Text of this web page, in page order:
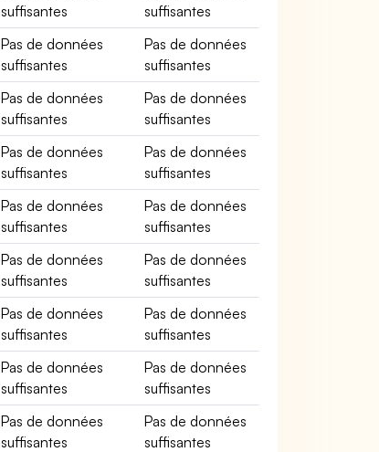
suffisantes
suffisantes
Pas de données
suffisantes
Pas de données
suffisantes
Pas de données
suffisantes
Pas de données
suffisantes
Pas de données
suffisantes
Pas de données
suffisantes
Pas de données
suffisantes
Pas de données
suffisantes
Pas de données
suffisantes
Pas de données
suffisantes
Pas de données
suffisantes
Pas de données
suffisantes
Pas de données
suffisantes
Pas de données
suffisantes
Pas de données
suffisantes
Pas de données
suffisantes